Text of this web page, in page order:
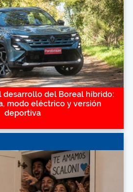
desarrollo del Boreal híbrido:
modo eléctrico y versión
deportiva